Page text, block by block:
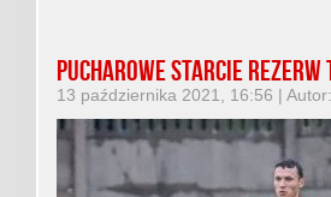
Pucharowe starcie rezerw
13 października 2021, 16:56 |